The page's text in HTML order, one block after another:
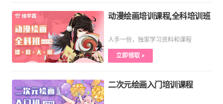
动漫绘画培训课程,全科培训班
人手一份，独家学习资料和课程
立即领取 >
二次元绘画入门培训课程